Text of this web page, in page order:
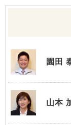
園田
山本